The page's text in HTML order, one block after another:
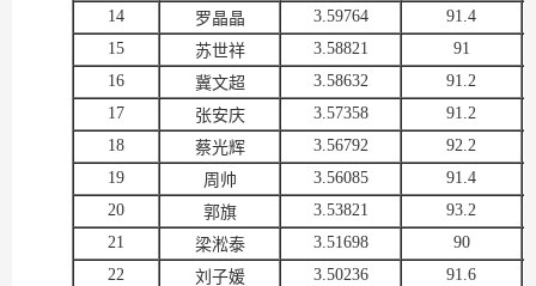
14
罗晶晶 3.59764
91.4
15
苏世祥 3.58821
91
16
冀文超 3.58632
91.2
17
张安庆 3.57358
91.2
18
蔡光辉 3.56792
92.2
19
周帅 3.56085
91.4
20
郭旗 3.53821
93.2
21
梁淞泰 3.51698
90
22
刘子媛 3.50236
91.6